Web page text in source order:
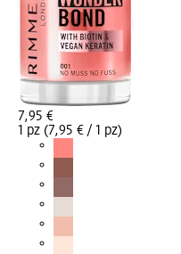
7,95 €
1 pz (7,95 € / 1 pz)